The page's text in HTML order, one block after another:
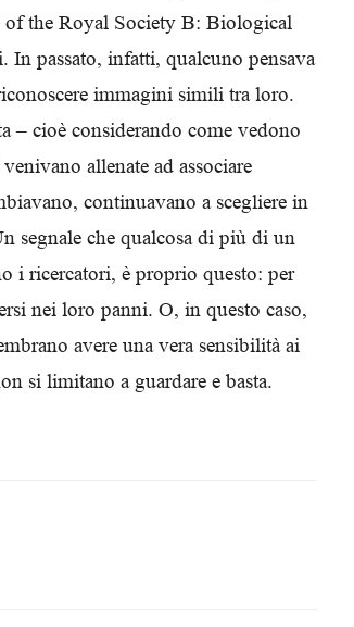
Biologi
of the Royal Society B: Biological
In passato, infatti, qualcuno pensava
immagini simili tra loro.
– cioè considerando come vedono
allenate ad associare
continuavano a scegliere in
segnale che qualcosa di più di un
i ricercatori, è proprio questo: per
nei loro panni. O, in questo caso,
avere una vera sensibilità ai
si limitano a guardare e basta.